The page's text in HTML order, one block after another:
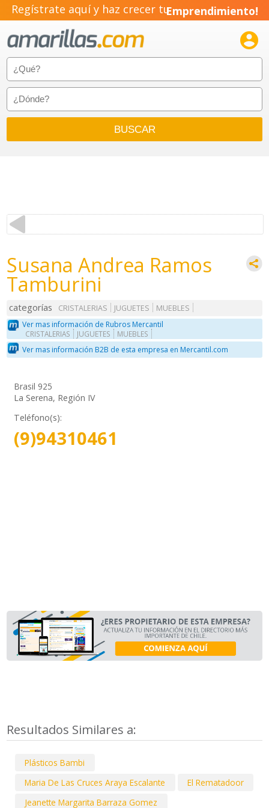
Regístrate aquí y haz crecer tuEmprendimiento!

Susana Andrea Ramos
Tamburini
categorías CRISTALERIAS JUGUETES
MUEBLES
Ver mas información de Rubros Mercantil
CRISTALERIAS JUGUETES MUEBLES
Ver mas información B2B de esta empresa en Mercantil.com
Brasil 925
La Serena, Región IV
Teléfono(s):
(9)94310461
Resultados Similares a:
Plásticos Bambi
Maria De Las Cruces Araya Escalante
El Rematadoor
Jeanette Margarita Barraza Gomez